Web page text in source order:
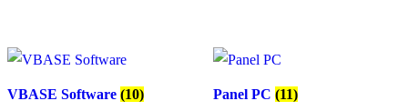
VBASE Software (10) Panel PC (11)